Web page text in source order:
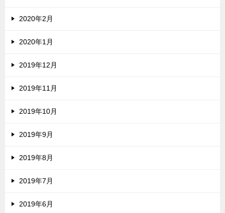
2020年2月
2020年1月
2019年12月
2019年11月
2019年10月
2019年9月
2019年8月
2019年7月
2019年6月